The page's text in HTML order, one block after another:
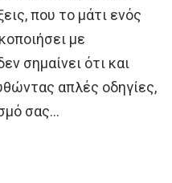
που το μάτι ενός
με
σημαίνει ότι και
απλές οδηγίες,
σας…